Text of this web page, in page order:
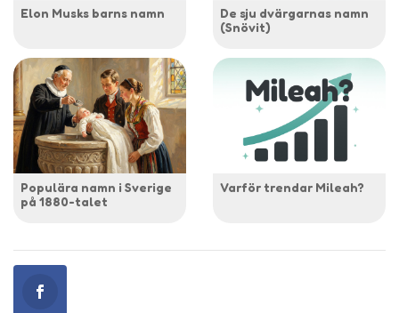
Elon Musks barns namn
De sju dvärgarnas namn
(Snövit)
Populära namn i Sverige
på 1880-talet
Varför trendar Mileah?